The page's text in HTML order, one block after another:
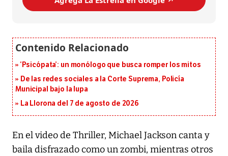
‘Psicópata’: un monólogo que busca romper los mitos
De las redes sociales a la Corte Suprema, Policía
Municipal bajo la lupa
La Llorona del 7 de agosto de 2026
En el video de Thriller, Michael Jackson canta y
baila disfrazado como un zombi, mientras otros